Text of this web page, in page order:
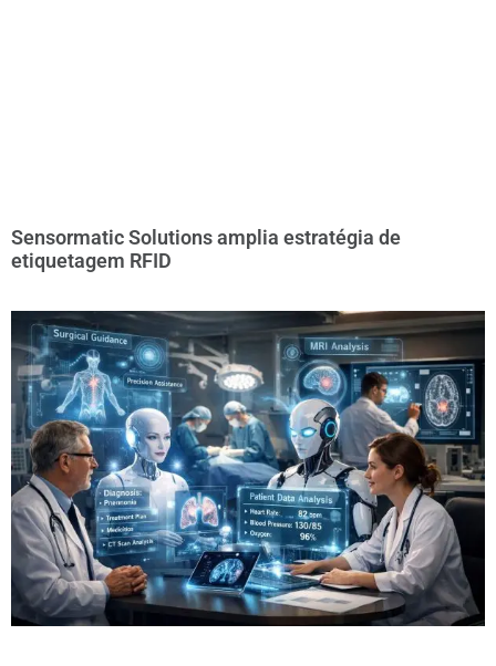
Sensormatic Solutions amplia estratégia de
etiquetagem RFID